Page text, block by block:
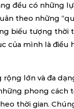
đều có những
theo những
biểu tượng thời
của mình là điều
rộng lớn và đa
phong cách
thời gian.